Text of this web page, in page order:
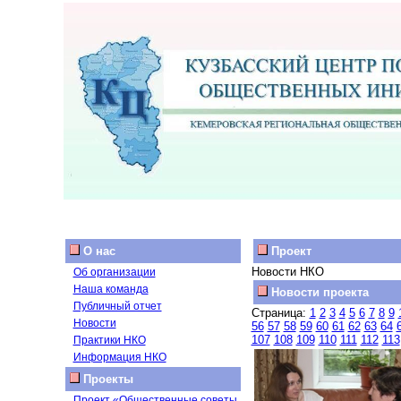
О нас
Об организации
Наша команда
Публичный отчет
Новости
Практики НКО
Информация НКО
Проекты
Проект
Новости НКО
Новости проекта
Страница: 1 2 3 4 5 6 7 8 9
56 57 58 59 60 61 62 63 64
107 108 109 110 111 112 113